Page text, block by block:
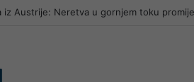
iz Austrije: Neretva u gornjem toku